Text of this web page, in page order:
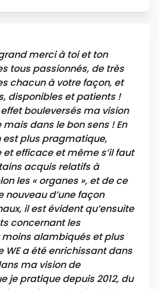
merci à toi et ton
tous passionnés, de très
chacun à votre façon, et
disponibles et patients !
bouleversés ma vision
dans le bon sens ! En
est plus pragmatique,
efficace et même s’il faut
acquis relatifs à
les « organes », et de ce
d’une façon
il est évident qu’ensuite
concernant les
alambiqués et plus
WE a été enrichissant dans
ma vision de
je pratique depuis 2012, du